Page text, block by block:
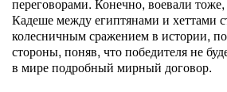
Кадеше между египтянами и хеттами
колесничным сражением в истории,
стороны, поняв, что победителя не
в мире подробный мирный договор.